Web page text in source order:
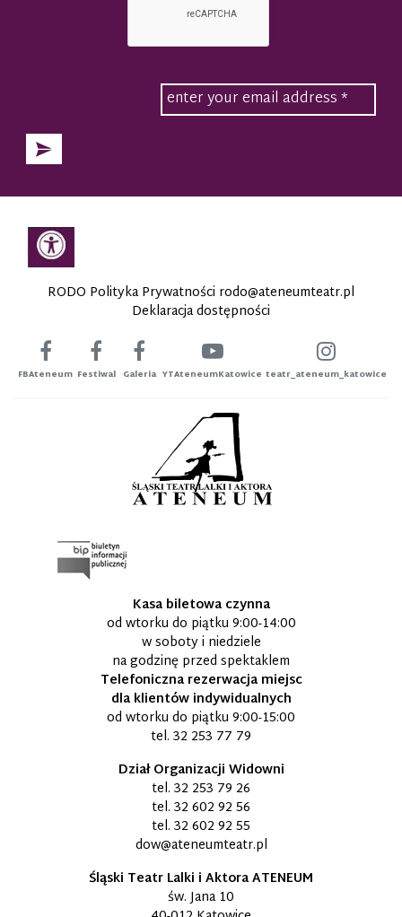
RODO Polityka Prywatności rodo@ateneumteatr.pl
Deklaracja dostępności
FBAteneum Festiwal Galeria YTAteneumKatowice teatr_ateneum_katowice
Kasa biletowa czynna
od wtorku do piątku 9:00-14:00
w soboty i niedziele
na godzinę przed spektaklem
Telefoniczna rezerwacja miejsc
dla klientów indywidualnych
od wtorku do piątku 9:00-15:00
tel. 32 253 77 79
Dział Organizacji Widowni
tel. 32 253 79 26
tel. 32 602 92 56
tel. 32 602 92 55
dow@ateneumteatr.pl
Śląski Teatr Lalki i Aktora ATENEUM
św. Jana 10